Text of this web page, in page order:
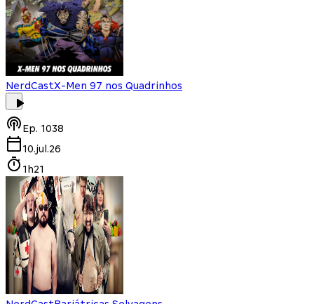
NerdCastX-Men 97 nos Quadrinhos
Ep. 1038
10.jul.26
1h21